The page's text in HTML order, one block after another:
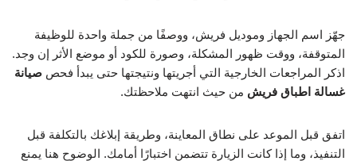
جهّز اسم الجهاز وموديل فريش، ووصفًا من جملة واحدة للوظيفة
المتوقفة، ووقت ظهور المشكلة، وصورة للكود أو موضع الأثر إن وجد.
اذكر المراجعات الخارجية التي أجريتها ونتيجتها حتى يبدأ فحص صيانة
غسالة اطباق فريش من حيث انتهت ملاحظتك.
اتفق قبل الموعد على نطاق المعاينة، وطريقة إبلاغك بالتكلفة قبل
التنفيذ، وما إذا كانت الزيارة تتضمن اختبارًا أمامك. الوضوح هنا يمنع